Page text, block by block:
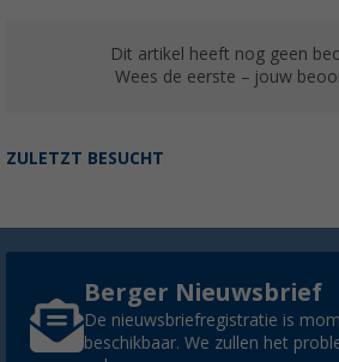
Dit artikel heeft nog geen
Wees de eerste – jouw
ZULETZT BESUCHT
Berger Nieuwsbrief
De nieuwsbriefregistratie is
beschikbaar. We zullen het